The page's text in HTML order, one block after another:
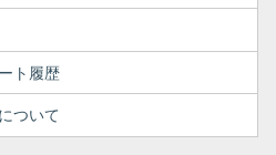
ト履歴
ついて